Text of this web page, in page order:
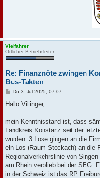
Vielfahrer
Örtlicher Betriebsleiter
Re: Finanznöte zwingen
Bus-Takten
B
i
a
Do 3. Jul 2025, 07:07
Hallo Villinger,
mein Kenntnisstand ist, dass
Landkreis Konstanz seit der
wurden. 3 Lose gingen an die
ein Los (Raum Stockach) an die
Regionalverkehrslinie von
am Rhein verblieb bei der SBG.
in der Schweiz ist das RP